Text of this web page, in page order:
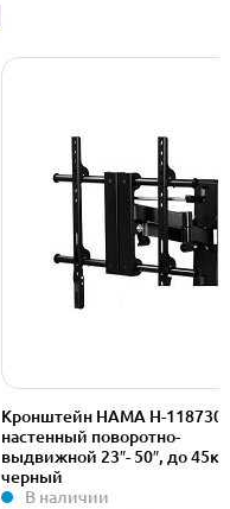
Кронштейн HAMA H-118730,
настенный поворотно-
выдвижной 23″- 50″, до 45кг,
черный
В наличии